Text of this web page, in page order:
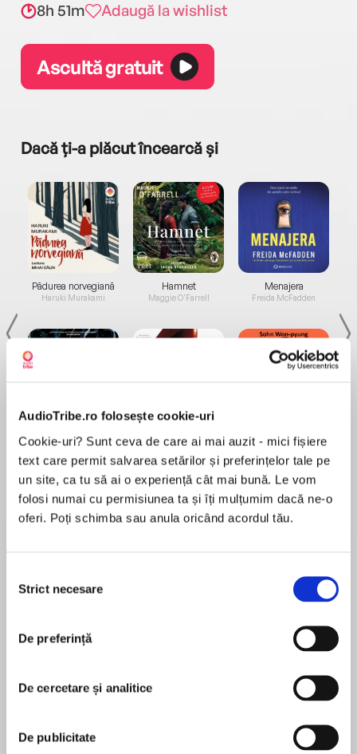
AudioTribe.ro folosește cookie-uri
Cookie-uri? Sunt ceva de care ai mai auzit - mici fișiere
text care permit salvarea setărilor și preferințelor tale pe
un site, ca tu să ai o experiență cât mai bună. Le vom
folosi numai cu permisiunea ta și îți mulțumim dacă ne-o
oferi. Poți schimba sau anula oricând acordul tău.
consimțământului
Strict necesare
De preferință
De cercetare și analitice
De publicitate
8h 51m
Adaugă la wishlist
Ascultă gratuit
Dacă ți-a plăcut încearcă și
Pădurea norvegiană
Haruki Murakami
de...
Dani Francis
Hamnet
Maggie O'Farrell
la...
Lauren Weisberger
Menajera
Freida McFadden
Sohn Won-pyung
Yet Evelinde has just agreed to wed him.
stepmother. Though Evelinde should be wary of
the rumors, she can't help but be drawn to this
a heat within her that is unlike anything she has
În acest moment nu există recenzii
pentru această carte
Lynsay Sands